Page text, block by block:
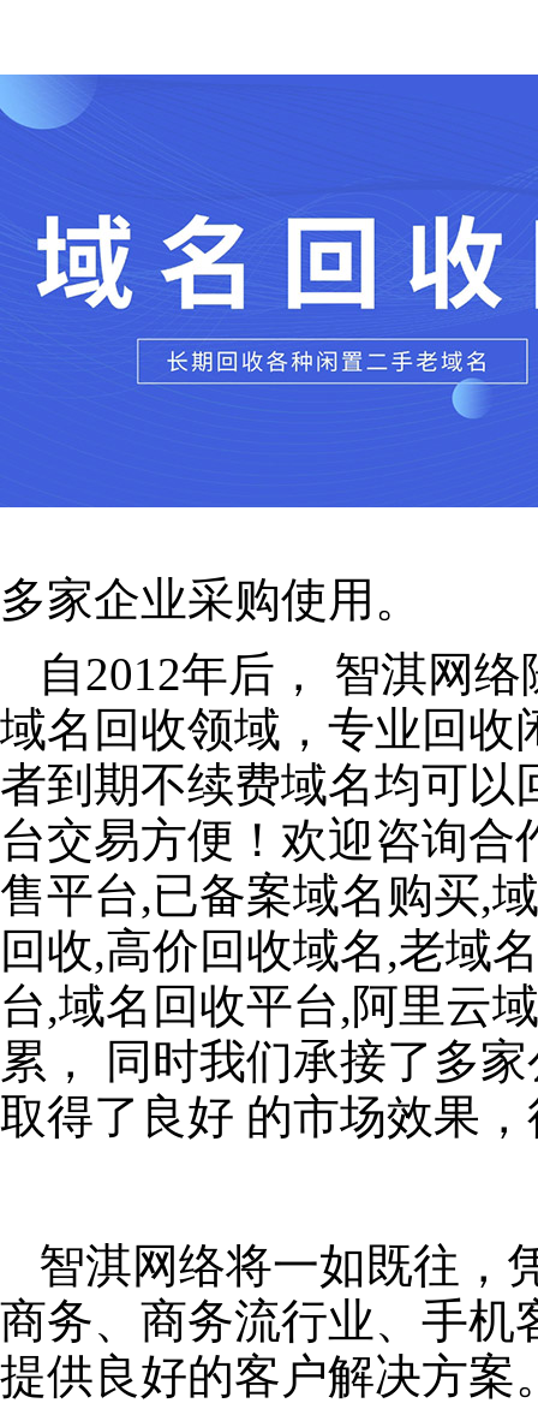
多家企业采购使用。
自2012年后， 智淇网
域名回收领域，专业回收
者到期不续费域名均可以
台交易方便！欢迎咨询
售平台,已备案域名购买,
回收,高价回收域名,老域
台,域名回收平台,阿里云
累， 同时我们承接了多
取得了良好 的市场效果
智淇网络将一如既往，
商务、商务流行业、手机
提供良好的客户解决方案